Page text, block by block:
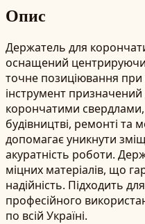
Опис
Держатель для
оснащений
точне позиціювання при
інструмент
корончатими свердлами,
будівництві, ремонті
допомагає уникнути
акуратність роботи.
міцних матеріалів, що
надійність. Підходить
професійного
по всій Україні.